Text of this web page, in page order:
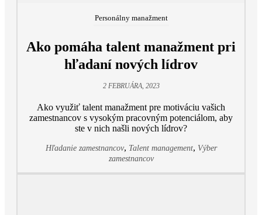
Personálny manažment
Ako pomáha talent manažment pri
hľadaní nových lídrov
2 FEBRUÁRA, 2023
Ako využiť talent manažment pre motiváciu vašich
zamestnancov s vysokým pracovným potenciálom, aby
ste v nich našli nových lídrov?
Hľadanie zamestnancov, Talent management, Výber
zamestnancov